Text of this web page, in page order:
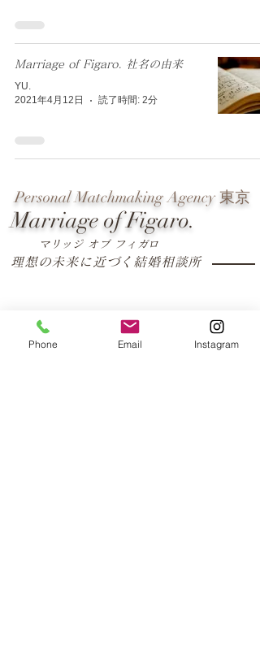
Marriage of Figaro. 社名の由来
YU.
2021年4月12日
読了時間: 2分
Personal Matchmaking Agency 東京
Marriage of Figaro.
理想の未来に近づく 結婚相談所
マリッジ オブ フィガロ
お電話でのお問合せ・ご相談はこちらへ
Phone Email Instagram